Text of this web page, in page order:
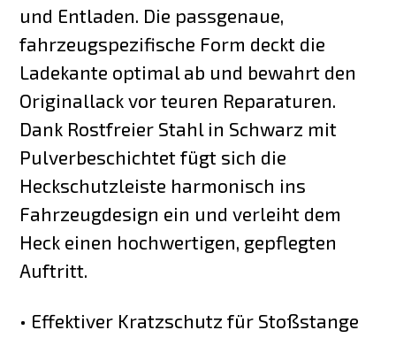
und Entladen. Die passgenaue,
fahrzeugspezifische Form deckt die
Ladekante optimal ab und bewahrt den
Originallack vor teuren Reparaturen.
Dank Rostfreier Stahl in Schwarz mit
Pulverbeschichtet fügt sich die
Heckschutzleiste harmonisch ins
Fahrzeugdesign ein und verleiht dem
Heck einen hochwertigen, gepflegten
Auftritt.
• Effektiver Kratzschutz für Stoßstange